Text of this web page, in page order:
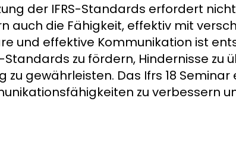
der IFRS-Standards erfordert
auch die Fähigkeit, effektiv mit
und effektive Kommunikation ist
Standards zu fördern, Hindernisse zu
zu gewährleisten. Das Ifrs 18
zu verbessern